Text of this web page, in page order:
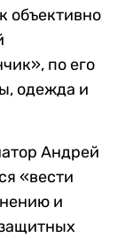
объективно
по его
одежда и
Андрей
«вести
и